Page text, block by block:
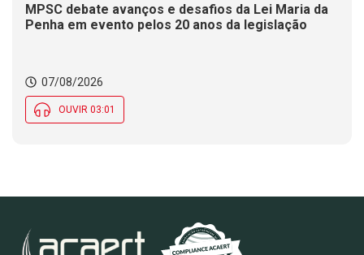
MPSC debate avanços e desafios da Lei Maria da
Penha em evento pelos 20 anos da legislação
07/08/2026
OUVIR 03:01